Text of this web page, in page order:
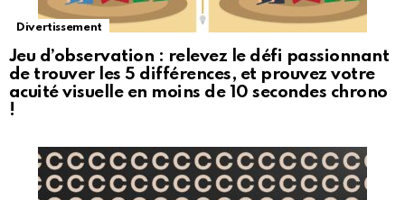
Divertissement
Jeu d’observation : relevez le défi passionnant
de trouver les 5 différences, et prouvez votre
acuité visuelle en moins de 10 secondes chrono
!